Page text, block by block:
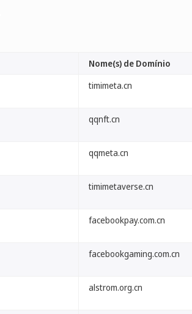
Nome(s) de Domínio
timimeta.cn
qqnft.cn
qqmeta.cn
timimetaverse.cn
facebookpay.com.cn
facebookgaming.com.cn
alstrom.org.cn